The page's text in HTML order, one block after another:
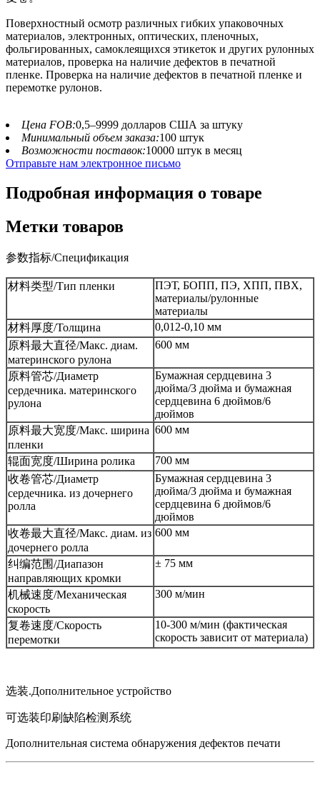
Поверхностный осмотр различных гибких упаковочных
материалов, электронных, оптических, пленочных,
фольгированных, самоклеящихся этикеток и других рулонных
материалов, проверка на наличие дефектов в печатной
пленке. Проверка на наличие дефектов в печатной пленке и
перемотке рулонов.
Цена FOB:0,5–9999 долларов США за штуку
Минимальный объем заказа:100 штук
Возможности поставок:10000 штук в месяц
Отправьте нам электронное письмо
Подробная информация о товаре
Метки товаров
参数指标/Спецификация
材料类型/Тип пленки
ПЭТ, БОПП, ПЭ, ХПП, ПВХ,
материалы/рулонные
материалы
材料厚度/Толщина
0,012-0,10 мм
原料最大直径/Макс. диам.
материнского рулона
600 мм
原料管芯/Диаметр
сердечника. материнского
рулона
Бумажная сердцевина 3
дюйма/3 дюйма и бумажная
сердцевина 6 дюймов/6
дюймов
原料最大宽度/Макс. ширина
пленки
600 мм
辊面宽度/Ширина ролика
700 мм
收卷管芯/Диаметр
сердечника. из дочернего
ролла
Бумажная сердцевина 3
дюйма/3 дюйма и бумажная
сердцевина 6 дюймов/6
дюймов
收卷最大直径/Макс. диам. из
дочернего ролла
600 мм
纠编范围/Диапазон
направляющих кромки
± 75 мм
机械速度/Механическая
скорость
300 м/мин
复卷速度/Скорость
перемотки
10-300 м/мин (фактическая
скорость зависит от материала)
选装.Дополнительное устройство
可选装印刷缺陷检测系统
Дополнительная система обнаружения дефектов печати